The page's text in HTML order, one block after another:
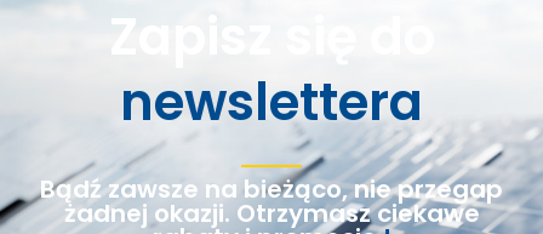
Zapisz się do
newslettera
Bądź zawsze na bieżąco, nie przegap
żadnej okazji. Otrzymasz ciekawe